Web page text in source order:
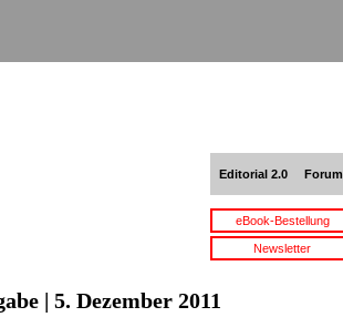
Editorial 2.0 Forum
eBook-Bestellung
Newsletter
| 5. Dezember 2011